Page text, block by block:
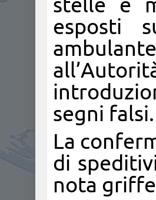
stelle e
esposti
segni falsi.
La
di
nota